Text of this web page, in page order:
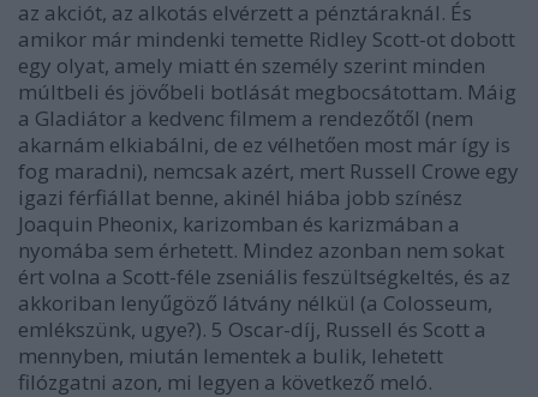
az akciót, az alkotás elvérzett a pénztáraknál. És
amikor már mindenki temette Ridley Scott-ot dobott
egy olyat, amely miatt én személy szerint minden
múltbeli és jövőbeli botlását megbocsátottam. Máig
a Gladiátor a kedvenc filmem a rendezőtől (nem
akarnám elkiabálni, de ez vélhetően most már így is
fog maradni), nemcsak azért, mert Russell Crowe egy
igazi férfiállat benne, akinél hiába jobb színész
Joaquin Pheonix, karizomban és karizmában a
nyomába sem érhetett. Mindez azonban nem sokat
ért volna a Scott-féle zseniális feszültségkeltés, és az
akkoriban lenyűgöző látvány nélkül (a Colosseum,
emlékszünk, ugye?). 5 Oscar-díj, Russell és Scott a
mennyben, miután lementek a bulik, lehetett
filózgatni azon, mi legyen a következő meló.